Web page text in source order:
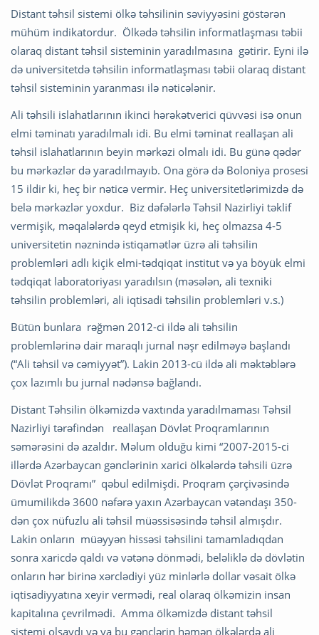
Distant təhsil sistemi ölkə təhsilinin səviyyəsini göstərən
mühüm indikatordur. Ölkədə təhsilin informatlaşması təbii
olaraq distant təhsil sisteminin yaradılmasına gətirir. Eyni ilə
də universitetdə təhsilin informatlaşması təbii olaraq distant
təhsil sisteminin yaranması ilə nəticələnir.
Ali təhsili islahatlarının ikinci hərəkətverici qüvvəsi isə onun
elmi təminatı yaradılmalı idi. Bu elmi təminat reallaşan ali
təhsil islahatlarının beyin mərkəzi olmalı idi. Bu günə qədər
bu mərkəzlər də yaradılmayıb. Ona görə də Boloniya prosesi
15 ildir ki, heç bir nəticə vermir. Heç universitetlərimizdə də
belə mərkəzlər yoxdur. Biz dəfələrlə Təhsil Nazirliyi təklif
vermişik, məqalələrdə qeyd etmişik ki, heç olmazsa 4-5
universitetin nəznində istiqamətlər üzrə ali təhsilin
problemləri adlı kiçik elmi-tədqiqat institut və ya böyük elmi
tədqiqat laboratoriyası yaradılsın (məsələn, ali texniki
təhsilin problemləri, ali iqtisadi təhsilin problemləri v.s.)
Bütün bunlara rəğmən 2012-ci ildə ali təhsilin
problemlərinə dair maraqlı jurnal nəşr edilməyə başlandı
(“Ali təhsil və cəmiyyət”). Lakin 2013-cü ildə ali məktəblərə
çox lazımlı bu jurnal nədənsə bağlandı.
Distant Təhsilin ölkəmizdə vaxtında yaradılmaması Təhsil
Nazirliyi tərəfindən reallaşan Dövlət Proqramlarının
səmərəsini də azaldır. Məlum olduğu kimi “2007-2015-ci
illərdə Azərbaycan gənclərinin xarici ölkələrdə təhsili üzrə
Dövlət Proqramı” qəbul edilmişdi. Proqram çərçivəsində
ümumilikdə 3600 nəfərə yaxın Azərbaycan vətəndaşı 350-
dən çox nüfuzlu ali təhsil müəssisəsində təhsil almışdır.
Lakin onların müəyyən hissəsi təhsilini tamamladıqdan
sonra xaricdə qaldı və vətənə dönmədi, beləliklə də dövlətin
onların hər birinə xərclədiyi yüz minlərlə dollar vəsait ölkə
iqtisadiyyatına xeyir vermədi, real olaraq ölkəmizin insan
kapitalına çevrilmədi. Amma ölkəmizdə distant təhsil
sistemi olsaydı və ya bu gənclərin həmən ölkələrdə ali